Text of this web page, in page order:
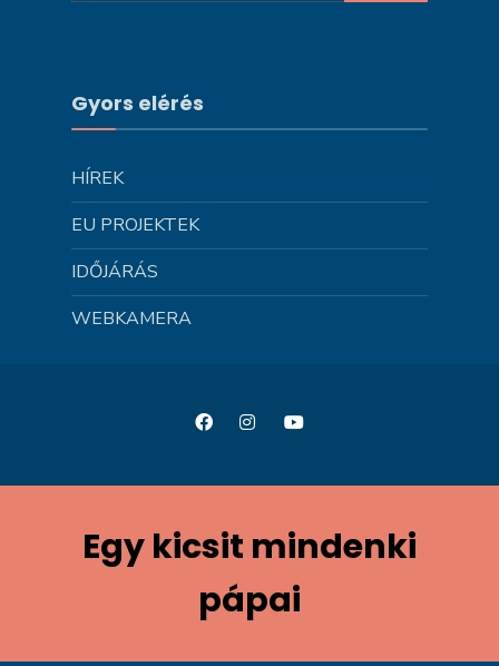
Gyors elérés
HÍREK
EU PROJEKTEK
IDŐJÁRÁS
WEBKAMERA
Egy kicsit mindenki
pápai